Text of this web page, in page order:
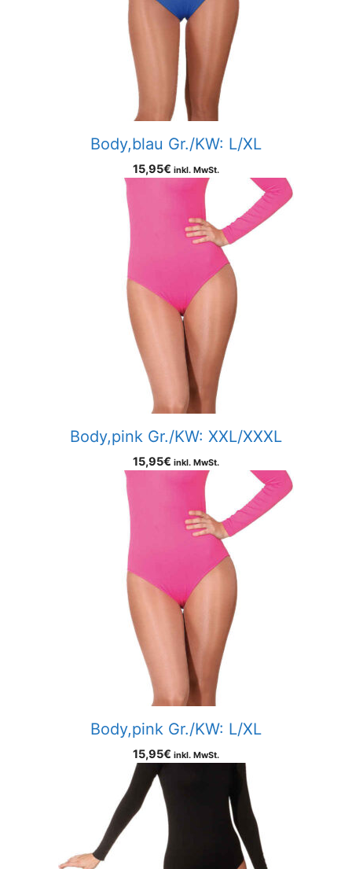
Body,blau Gr./KW: L/XL
15,95€ inkl. MwSt.
Body,pink Gr./KW: XXL/XXXL
15,95€ inkl. MwSt.
Body,pink Gr./KW: L/XL
15,95€ inkl. MwSt.